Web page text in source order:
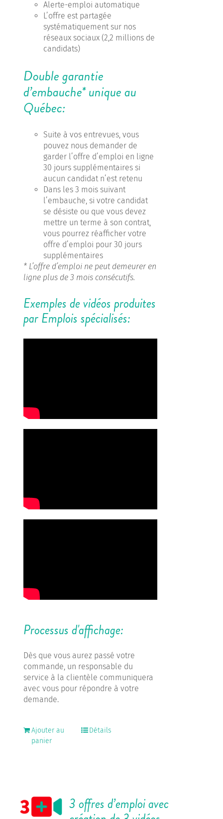
Alerte-emploi automatique
L’offre est partagée
systématiquement sur nos
réseaux sociaux (2,2 millions de
candidats)
Double garantie
d’embauche* unique au
Québec:
Suite à vos entrevues, vous
pouvez nous demander de
garder l’offre d’emploi en ligne
30 jours supplémentaires si
aucun candidat n’est retenu
Dans les 3 mois suivant
l’embauche, si votre candidat
se désiste ou que vous devez
mettre un terme à son contrat,
vous pourrez réafficher votre
offre d’emploi pour 30 jours
supplémentaires
* L’offre d’emploi ne peut demeurer en
ligne plus de 3 mois consécutifs.
Exemples de vidéos produites
par Emplois spécialisés:
Processus d'affichage:
Dès que vous aurez passé votre
commande, un responsable du
service à la clientèle communiquera
avec vous pour répondre à votre
demande.
Ajouter au
panier
Détails
3 offres d’emploi avec